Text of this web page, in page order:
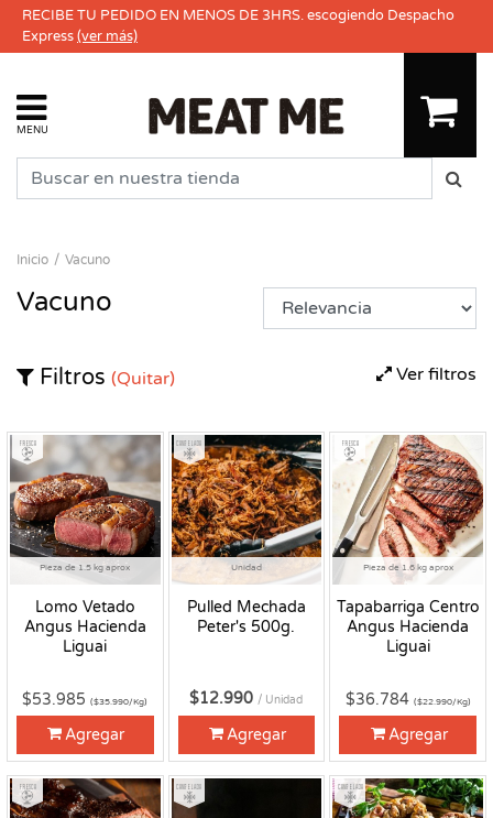
RECIBE TU PEDIDO EN MENOS DE 3HRS. escogiendo Despacho
Express(ver más)
MENU
Inicio Vacuno
Vacuno
Ver filtros
Filtros (Quitar)
Pieza de 1.5 kg aprox
Lomo Vetado
Angus Hacienda
Liguai
Fresco
$53.985($35.990/Kg)
Agregar
Unidad
Pulled Mechada
Peter's 500g.
Congelado
$12.990 / Unidad
Agregar
Pieza de 1.6 kg aprox
Tapabarriga Centro
Angus Hacienda
Liguai
Fresco
$36.784 ($22.990/Kg)
Agregar
Fresco Congelado Congelado